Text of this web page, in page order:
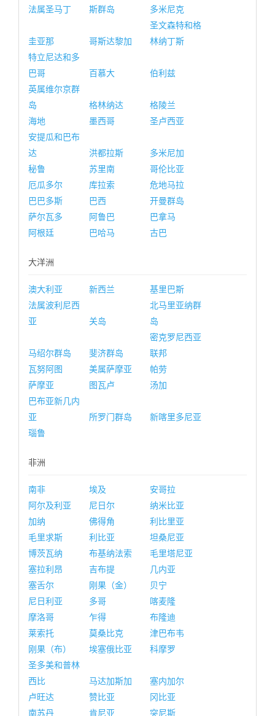
法属圣马丁
斯群岛
多米尼克
圭亚那 哥斯达黎加
圣文森特和格
林纳丁斯
特立尼达和多
巴哥
百慕大
伯利兹
英属维尔京群
岛
格林纳达
格陵兰
海地
墨西哥
圣卢西亚
安提瓜和巴布
达
洪都拉斯
多米尼加
秘鲁
苏里南
哥伦比亚
厄瓜多尔
库拉索
危地马拉
巴巴多斯
巴西
开曼群岛
萨尔瓦多
阿鲁巴
巴拿马
阿根廷
巴哈马 古巴
大洋洲
澳大利亚 新西兰
基里巴斯
法属波利尼西
亚
关岛
北马里亚纳群
岛
马绍尔群岛 斐济群岛
密克罗尼西亚
联邦
瓦努阿图
美属萨摩亚
帕劳
萨摩亚
图瓦卢
汤加
巴布亚新几内
亚
所罗门群岛
新喀里多尼亚
瑙鲁
非洲
南非 埃及
安哥拉
阿尔及利亚
尼日尔
纳米比亚
加纳
佛得角
利比里亚
毛里求斯
利比亚
坦桑尼亚
博茨瓦纳
布基纳法索
毛里塔尼亚
塞拉利昂
吉布提
几内亚
塞舌尔
刚果（金）
贝宁
尼日利亚
多哥
喀麦隆
摩洛哥
乍得
布隆迪
莱索托
莫桑比克
津巴布韦
刚果（布）
埃塞俄比亚
科摩罗
圣多美和普林
西比
马达加斯加
塞内加尔
卢旺达
赞比亚
冈比亚
南苏丹
肯尼亚 突尼斯